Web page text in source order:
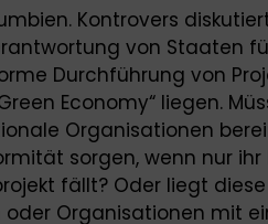
Kontrovers
von Staaten
Durchführung von
Economy“ liegen.
Organisationen
sorgen, wenn nur
fällt? Oder liegt
Organisationen mit